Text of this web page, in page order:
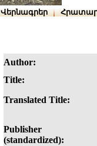
Վերնագրեր
Author:
Title:
Translated Title:
Publisher
(standardized):